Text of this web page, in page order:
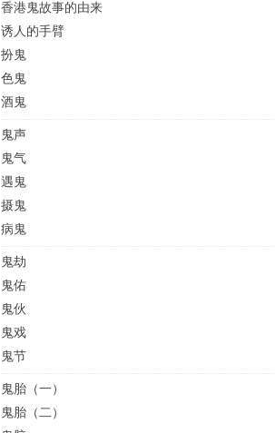
香港鬼故事的由来
诱人的手臂
扮鬼
色鬼
酒鬼
鬼声
鬼气
遇鬼
摄鬼
病鬼
鬼劫
鬼佑
鬼伙
鬼戏
鬼节
鬼胎（一）
鬼胎（二）